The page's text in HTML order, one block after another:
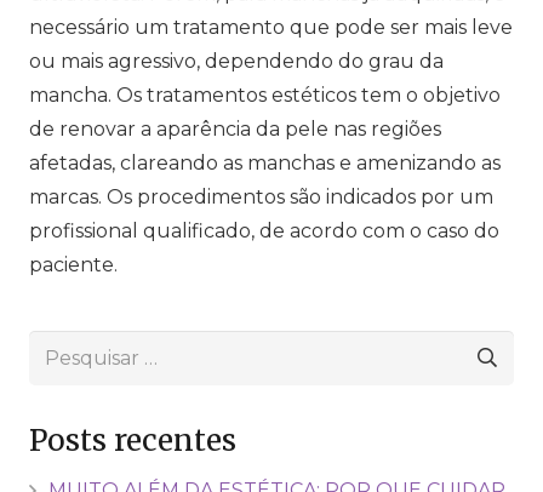
necessário um tratamento que pode ser mais leve
ou mais agressivo, dependendo do grau da
mancha. Os tratamentos estéticos tem o objetivo
de renovar a aparência da pele nas regiões
afetadas, clareando as manchas e amenizando as
marcas. Os procedimentos são indicados por um
profissional qualificado, de acordo com o caso do
paciente.
Pesquisar
Posts recentes